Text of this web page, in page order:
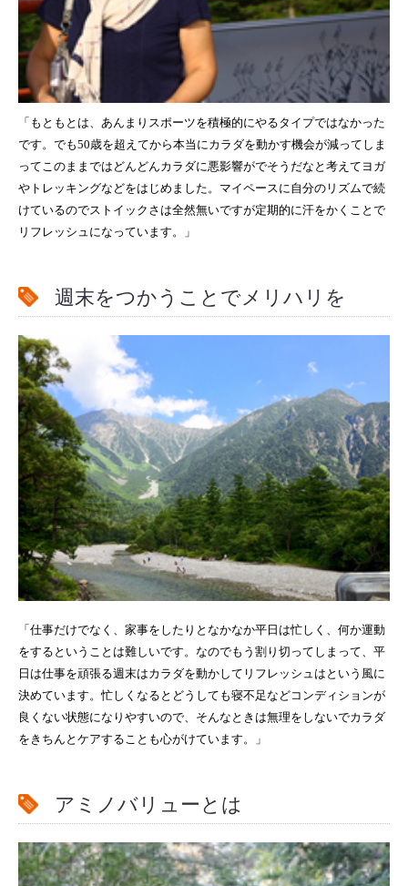
「もともとは、あんまりスポーツを積極的にやるタイプではなかった
です。でも50歳を超えてから本当にカラダを動かす機会が減ってしま
ってこのままではどんどんカラダに悪影響がでそうだなと考えてヨガ
やトレッキングなどをはじめました。 マイペースに自分のリズムで続
けているのでストイックさは全然無いですが定期的に汗をかくことで
リフレッシュになっています。」
週末をつかうことでメリハリを
「仕事だけでなく、家事をしたりとなかなか平日は忙しく、何か運動
をするということは難しいです。なのでもう割り切ってしまって、平
日は仕事を頑張る週末はカラダを動かしてリフレッシュはという風に
決めています。忙しくなるとどうしても寝不足などコンディションが
良くない状態になりやすいので、そんなときは無理をしないでカラダ
をきちんとケアすることも心がけています。」
アミノバリューとは